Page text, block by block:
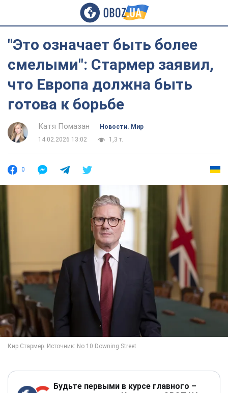
"Это означает быть более
смелыми": Стармер заявил,
что Европа должна быть
готова к борьбе
Катя Помазан
Новости. Мир
14.02.2026 13:02
1,3 т.
0
Будьте первыми в курсе главного –